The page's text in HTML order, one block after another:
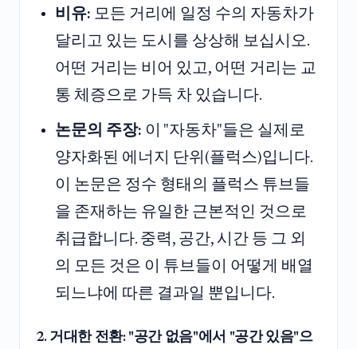
비유: 모든 거리에 일정 수의 자동차가
달리고 있는 도시를 상상해 보십시오.
어떤 거리는 비어 있고, 어떤 거리는 교
통 체증으로 가득 차 있습니다.
논문의 주장: 이 "자동차"들은 실제로
양자화된 에너지 단위(플럭스)입니다.
이 논문은 정수 형태의 플럭스 튜브들
을 존재하는 유일한 근본적인 것으로
취급합니다. 중력, 공간, 시간 등 그 외
의 모든 것은 이 튜브들이 어떻게 배열
되느냐에 따른 결과일 뿐입니다.
2. 거대한 전환: "공간 없음"에서 "공간 있음"으